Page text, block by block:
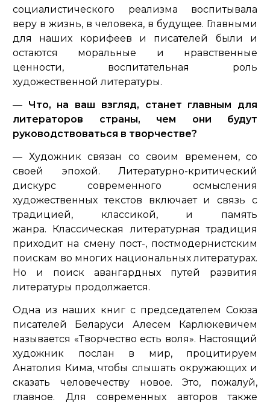
социалистического реализма воспитывала
веру в жизнь, в человека, в будущее. Главными
для наших корифеев и писателей были и
остаются моральные и нравственные
ценности, воспитательная роль
художественной литературы.
— Что, на ваш взгляд, станет главным для
литераторов страны, чем они будут
руководствоваться в творчестве?
— Художник связан со своим временем, со
своей эпохой. Литературно-критический
дискурс современного осмысления
художественных текстов включает и связь с
традицией, классикой, и память
жанра. Классическая литературная традиция
приходит на смену пост-, постмодернистским
поискам во многих национальных литературах.
Но и поиск авангардных путей развития
литературы продолжается.
Одна из наших книг с председателем Союза
писателей Беларуси Алесем Карлюкевичем
называется «Творчество есть воля». Настоящий
художник послан в мир, процитируем
Анатолия Кима, чтобы слышать окружающих и
сказать человечеству новое. Это, пожалуй,
главное. Для современных авторов также